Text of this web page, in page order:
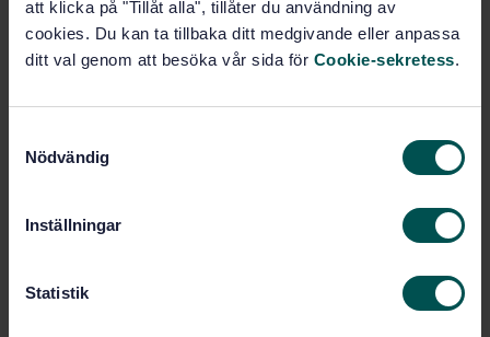
att klicka på "Tillåt alla", tillåter du användning av
cookies. Du kan ta tillbaka ditt medgivande eller anpassa
ditt val genom att besöka vår sida för Cookie-sekretess.
Nödvändig
Inställningar
Statistik
(03.100.01)
Köp denna standard
STANDARD
Tillgångsförvaltning – Vägledning om människors
delaktighet och kompetens (ISO 55012:2024, IDT)
Prenumerera på standarden - Läs mer